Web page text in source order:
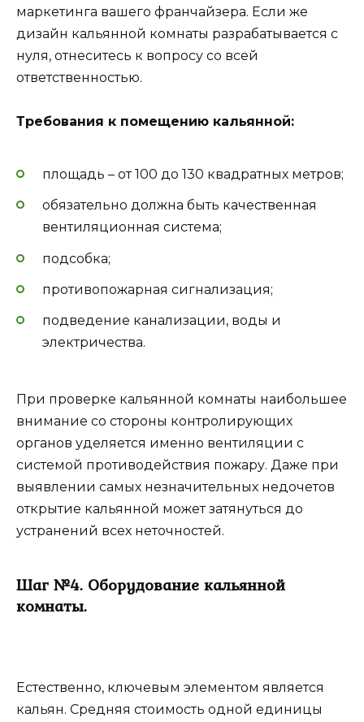
маркетинга вашего франчайзера. Если же
дизайн кальянной комнаты разрабатывается с
нуля, отнеситесь к вопросу со всей
ответственностью.
Требования к помещению кальянной:
площадь – от 100 до 130 квадратных метров;
обязательно должна быть качественная
вентиляционная система;
подсобка;
противопожарная сигнализация;
подведение канализации, воды и
электричества.
При проверке кальянной комнаты наибольшее
внимание со стороны контролирующих
органов уделяется именно вентиляции с
системой противодействия пожару. Даже при
выявлении самых незначительных недочетов
открытие кальянной может затянуться до
устранений всех неточностей.
Шаг №4. Оборудование кальянной
комнаты.
Естественно, ключевым элементом является
кальян. Средняя стоимость одной единицы